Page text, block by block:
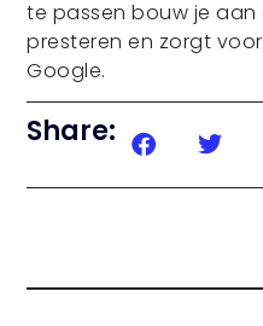
Share:
te passen bouw je
presteren en zorgt
Google.